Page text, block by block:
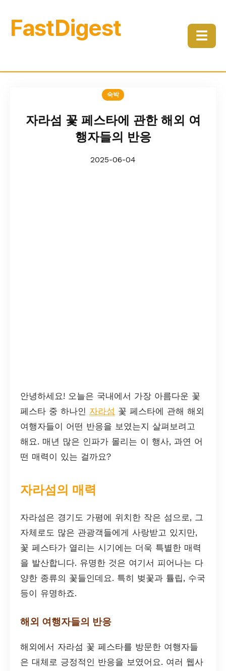
FastDigest ☰
숙박
자라섬 꽃 페스타에 관한 해외 여
행자들의 반응
2025-06-04
안녕하세요! 오늘은 국내에서 가장 아름다운 꽃
페스타 중 하나인 자라섬 꽃 페스타에 관해 해외
여행자들이 어떤 반응을 보였는지 살펴보려고
해요. 매년 많은 인파가 몰리는 이 행사, 과연 어
떤 매력이 있는 걸까요?
자라섬의 매력
자라섬은 경기도 가평에 위치한 작은 섬으로, 그
자체로도 많은 관광객들에게 사랑받고 있지만,
꽃 페스타가 열리는 시기에는 더욱 특별한 매력
을 발산합니다. 유명한 것은 여기서 피어나는 다
양한 종류의 꽃들인데요. 특히 벚꽃과 튤립, 수국
등이 유명하죠.
해외 여행자들의 반응
해외에서 자라섬 꽃 페스타를 방문한 여행자들
은 대체로 긍정적인 반응을 보였어요. 여러 웹사